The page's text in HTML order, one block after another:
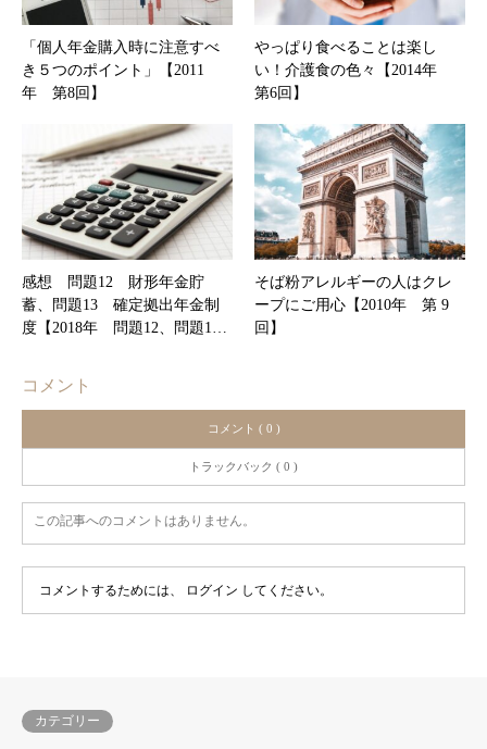
「個人年金購入時に注意すべ
き５つのポイント」【2011
年 第8回】
やっぱり食べることは楽し
い！介護食の色々【2014年
第6回】
感想 問題12 財形年金貯
蓄、問題13 確定拠出年金制
度【2018年 問題12、問題1…
そば粉アレルギーの人はクレ
ープにご用心【2010年 第 9
回】
コメント
コメント ( 0 )
トラックバック ( 0 )
この記事へのコメントはありません。
コメントするためには、 ログイン してください。
カテゴリー